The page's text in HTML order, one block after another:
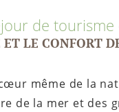
de tourisme
LE CONFORT
même de la
de la mer et des